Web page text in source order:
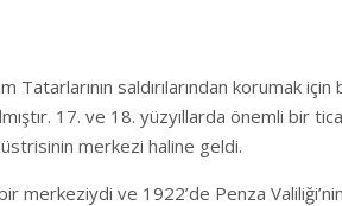
Tatarlarının saldırılarından korumak için
17. ve 18. yüzyıllarda önemli bir
merkezi haline geldi.
merkeziydi ve 1922’de Penza Valiliği’nin